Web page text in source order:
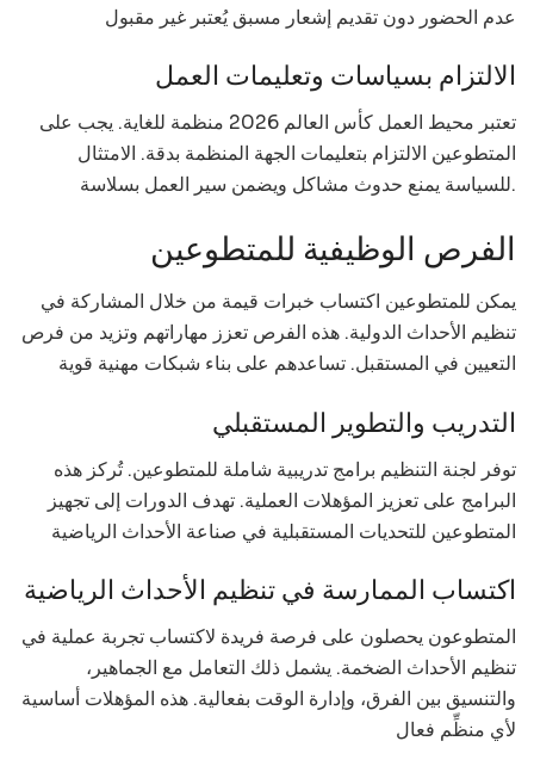
عدم الحضور دون تقديم إشعار مسبق يُعتبر غير مقبول
الالتزام بسياسات وتعليمات العمل
تعتبر محيط العمل كأس العالم 2026 منظمة للغاية. يجب على
المتطوعين الالتزام بتعليمات الجهة المنظمة بدقة. الامتثال
للسياسة يمنع حدوث مشاكل ويضمن سير العمل بسلاسة.
الفرص الوظيفية للمتطوعين
يمكن للمتطوعين اكتساب خبرات قيمة من خلال المشاركة في
تنظيم الأحداث الدولية. هذه الفرص تعزز مهاراتهم وتزيد من فرص
التعيين في المستقبل. تساعدهم على بناء شبكات مهنية قوية
التدريب والتطوير المستقبلي
توفر لجنة التنظيم برامج تدريبية شاملة للمتطوعين. تُركز هذه
البرامج على تعزيز المؤهلات العملية. تهدف الدورات إلى تجهيز
المتطوعين للتحديات المستقبلية في صناعة الأحداث الرياضية
اكتساب الممارسة في تنظيم الأحداث الرياضية
المتطوعون يحصلون على فرصة فريدة لاكتساب تجربة عملية في
تنظيم الأحداث الضخمة. يشمل ذلك التعامل مع الجماهير،
والتنسيق بين الفرق، وإدارة الوقت بفعالية. هذه المؤهلات أساسية
لأي منظِّم فعال